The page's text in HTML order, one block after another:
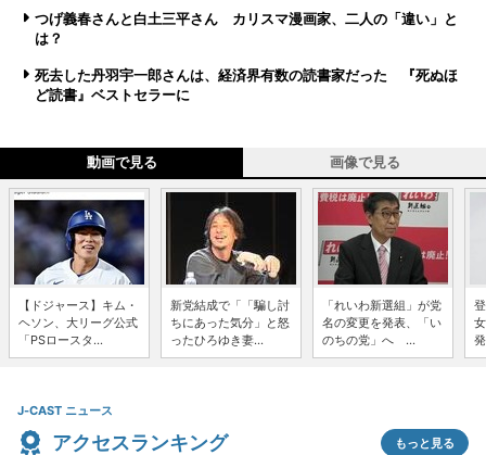
つげ義春さんと白土三平さん カリスマ漫画家、二人の「違い」と
は？
死去した丹羽宇一郎さんは、経済界有数の読書家だった 『死ぬほ
ど読書』ベストセラーに
動画で見る 画像で見る
【ドジャース】キム・
ヘソン、大リーグ公式
「PSロースタ...
新党結成で「「騙し討
ちにあった気分」と怒
ったひろゆき妻...
「れいわ新選組」が党
名の変更を発表、「い
のちの党」へ ...
J-CAST ニュース
アクセスランキング もっと見る